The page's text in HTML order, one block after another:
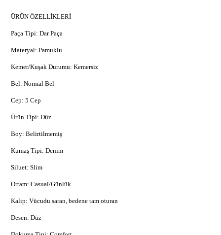
ÜRÜN ÖZELLİKLERİ
Paça Tipi: Dar Paça
Materyal: Pamuklu
Kemer/Kuşak Durumu: Kemersiz
Bel: Normal Bel
Cep: 5 Cep
Ürün Tipi: Düz
Boy: Belirtilmemiş
Kumaş Tipi: Denim
Siluet: Slim
Ortam: Casual/Günlük
Kalıp: Vücudu saran, bedene tam oturan
Desen: Düz